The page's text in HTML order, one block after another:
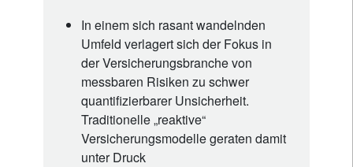
In einem sich rasant wandelnden
Umfeld verlagert sich der Fokus in
der Versicherungsbranche von
messbaren Risiken zu schwer
quantifizierbarer Unsicherheit.
Traditionelle „reaktive“
Versicherungsmodelle geraten damit
unter Druck